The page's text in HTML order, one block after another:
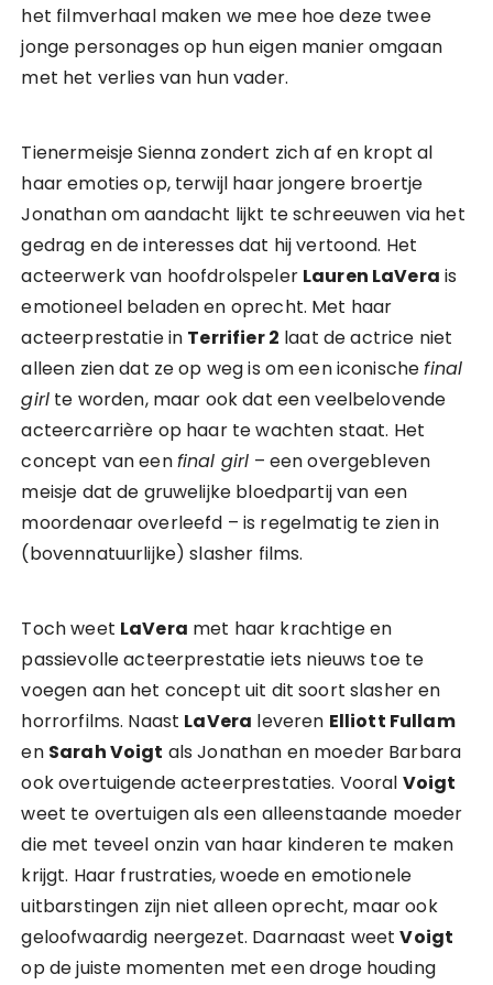
het filmverhaal maken we mee hoe deze twee
jonge personages op hun eigen manier omgaan
met het verlies van hun vader.
Tienermeisje Sienna zondert zich af en kropt al
haar emoties op, terwijl haar jongere broertje
Jonathan om aandacht lijkt te schreeuwen via het
gedrag en de interesses dat hij vertoond. Het
acteerwerk van hoofdrolspeler Lauren LaVera is
emotioneel beladen en oprecht. Met haar
acteerprestatie in Terrifier 2 laat de actrice niet
alleen zien dat ze op weg is om een iconischefinal
girl te worden, maar ook dat een veelbelovende
acteercarrière op haar te wachten staat. Het
concept van eenfinal girl – een overgebleven
meisje dat de gruwelijke bloedpartij van een
moordenaar overleefd – is regelmatig te zien in
(bovennatuurlijke) slasher films.
Toch weet LaVera met haar krachtige en
passievolle acteerprestatie iets nieuws toe te
voegen aan het concept uit dit soort slasher en
horrorfilms. Naast LaVera leveren Elliott Fullam
en Sarah Voigt als Jonathan en moeder Barbara
ook overtuigende acteerprestaties. Vooral Voigt
weet te overtuigen als een alleenstaande moeder
die met teveel onzin van haar kinderen te maken
krijgt. Haar frustraties, woede en emotionele
uitbarstingen zijn niet alleen oprecht, maar ook
geloofwaardig neergezet. Daarnaast weetVoigt
op de juiste momenten met een droge houding